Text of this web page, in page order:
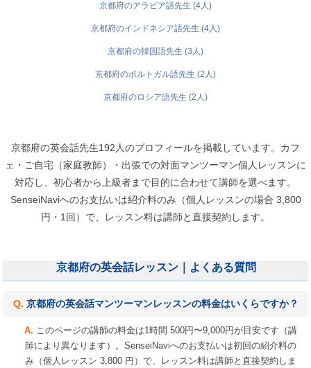
京都府のアラビア語先生 (4人)
京都府のインドネシア語先生 (4人)
京都府の韓国語先生 (3人)
京都府のポルトガル語先生 (2人)
京都府のロシア語先生 (2人)
京都府の英会話先生192人のプロフィールを掲載しています。カフ
ェ・ご自宅（家庭教師）・出張での対面マンツーマン個人レッスンに
対応し、初心者から上級者まで目的に合わせて講師を選べます。
SenseiNaviへのお支払いは紹介料のみ（個人レッスンの場合 3,800
円・1回）で、レッスン料は講師と直接契約します。
京都府の英会話レッスン｜よくある質問
京都府の英会話マンツーマンレッスンの料金はいくらですか？
このページの講師の料金は1時間 500円〜9,000円が目安です（講
師により異なります）。SenseiNaviへのお支払いは初回の紹介料の
み（個人レッスン 3,800 円）で、レッスン料は講師と直接契約しま